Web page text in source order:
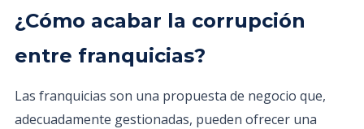
¿Cómo acabar la corrupción
entre franquicias?
Las franquicias son una propuesta de negocio que,
adecuadamente gestionadas, pueden ofrecer una